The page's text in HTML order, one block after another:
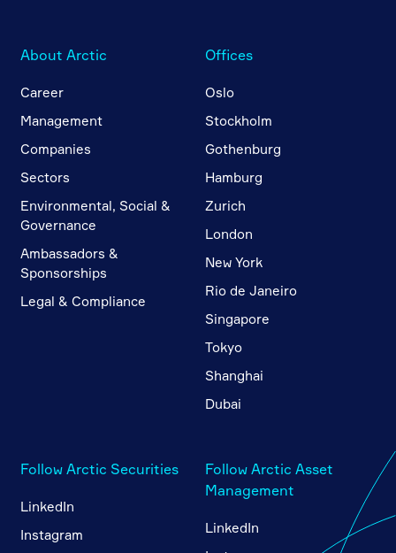
About Arctic
Career
Management
Companies
Sectors
Environmental, Social &
Governance
Ambassadors &
Sponsorships
Legal & Compliance
Offices
Oslo
Stockholm
Gothenburg
Hamburg
Zurich
London
New York
Rio de Janeiro
Singapore
Tokyo
Shanghai
Dubai
Follow Arctic Securities
LinkedIn
Instagram
Follow Arctic Asset
Management
LinkedIn